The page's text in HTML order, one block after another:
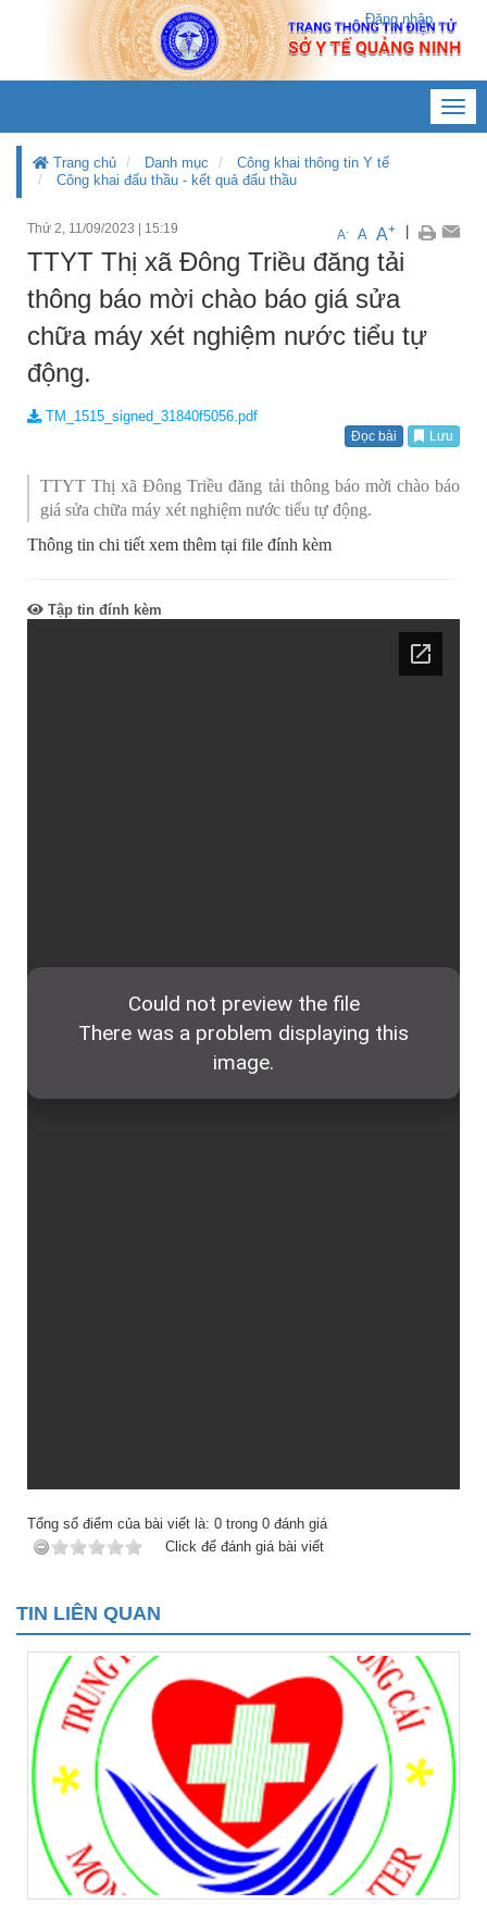
Đăng nhập
Trang chủ Danh mục
Công khai thông tin Y tế
Công khai đấu thầu - kết quả đấu thầu
Thứ 2, 11/09/2023 15:19 A- A A+
TTYT Thị xã Đông Triều đăng tải
thông báo mời chào báo giá sửa
chữa máy xét nghiệm nước tiểu tự
động.
TM_1515_signed_31840f5056.pdf
Đọc bài Lưu
TTYT Thị xã Đông Triều đăng tải thông báo mời chào báo
giá sửa chữa máy xét nghiệm nước tiểu tự động.
Thông tin chi tiết xem thêm tại file đính kèm
Tập tin đính kèm
Tổng số điểm của bài viết là: 0 trong 0 đánh giá
Click để đánh giá bài viết
TIN LIÊN QUAN